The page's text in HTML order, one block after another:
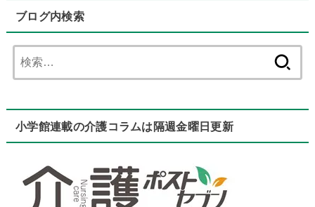
ブログ内検索
索:
小学館連載の介護コラムは隔週金曜日更新